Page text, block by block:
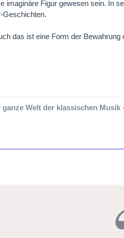
imaginäre Figur gewesen sein. In
Geschichten.
das ist eine Form der Bewahrung
Welt der klassischen Musik